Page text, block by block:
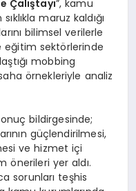
Çalıştayı”, kamu
maruz kaldığı
bilimsel verilerle
eğitim sektörlerinde
mobbing
örnekleriyle analiz
bildirgesinde;
güçlendirilmesi,
ve hizmet içi
önerileri yer aldı.
sorunları teşhis